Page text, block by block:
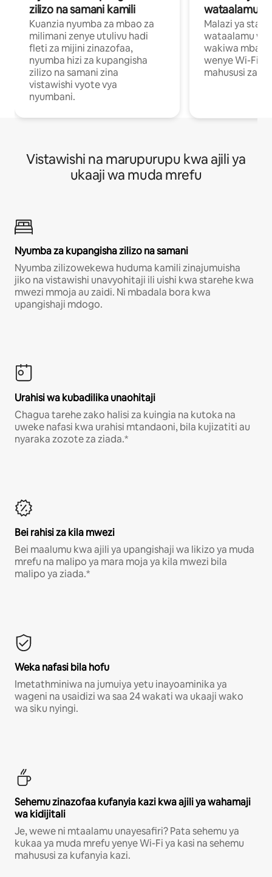
zilizo na samani kamili
Kuanzia nyumba za mbao za
milimani zenye utulivu hadi
fleti za mijini zinazofaa,
nyumba hizi za kupangisha
zilizo na samani zina
vistawishi vyote vya
nyumbani.
wataalamu
Malazi ya
wataalamu
wakiwa mbali
wenye Wi-Fi
mahususi za
Vistawishi na marupurupu kwa ajili ya
ukaaji wa muda mrefu
Nyumba za kupangisha zilizo na samani
Nyumba zilizowekewa huduma kamili zinajumuisha
jiko na vistawishi unavyohitaji ili uishi kwa starehe kwa
mwezi mmoja au zaidi. Ni mbadala bora kwa
upangishaji mdogo.
Urahisi wa kubadilika unaohitaji
Chagua tarehe zako halisi za kuingia na kutoka na
uweke nafasi kwa urahisi mtandaoni, bila kujizatiti au
nyaraka zozote za ziada.*
Bei rahisi za kila mwezi
Bei maalumu kwa ajili ya upangishaji wa likizo ya muda
mrefu na malipo ya mara moja ya kila mwezi bila
malipo ya ziada.*
Weka nafasi bila hofu
Imetathminiwa na jumuiya yetu inayoaminika ya
wageni na usaidizi wa saa 24 wakati wa ukaaji wako
wa siku nyingi.
Sehemu zinazofaa kufanyia kazi kwa ajili ya wahamaji
wa kidijitali
Je, wewe ni mtaalamu unayesafiri? Pata sehemu ya
kukaa ya muda mrefu yenye Wi-Fi ya kasi na sehemu
mahususi za kufanyia kazi.